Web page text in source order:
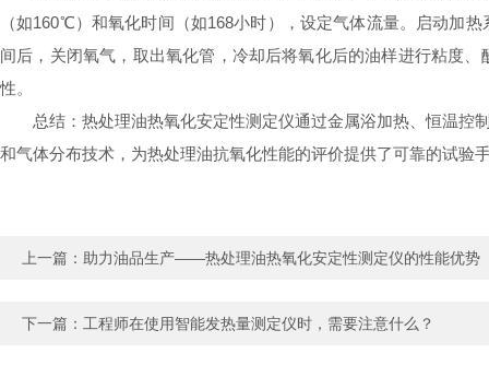
（如160℃）和氧化时间（如168小时），设定气体流量。启动加
间后，关闭氧气，取出氧化管，冷却后将氧化后的油样进行粘度
性。
总结：热处理油热氧化安定性测定仪通过金属浴加热、恒温
和气体分布技术，为热处理油抗氧化性能的评价提供了可靠的试验
上一篇： 助力油品生产——热处理油热氧化安定性测定仪的性能优势
下一篇： 工程师在使用智能发热量测定仪时，需要注意什么？